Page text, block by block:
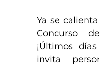
Ya se
Concurso
¡Últimos
invita